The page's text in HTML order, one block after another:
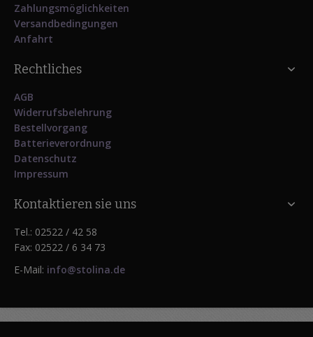
Zahlungsmöglichkeiten
Versandbedingungen
Anfahrt
Rechtliches
AGB
Widerrufsbelehrung
Bestellvorgang
Batterieverordnung
Datenschutz
Impressum
Kontaktieren sie uns
Tel.: 02522 / 42 58
Fax: 02522 / 6 34 73
E-Mail: info@stolina.de